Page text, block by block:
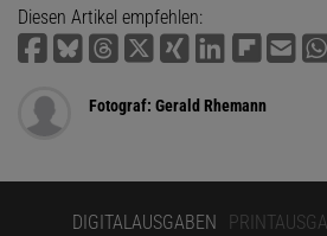
Diesen Artikel empfehlen:
Fotograf: Gerald Rhemann
DIGITALAUSGABEN